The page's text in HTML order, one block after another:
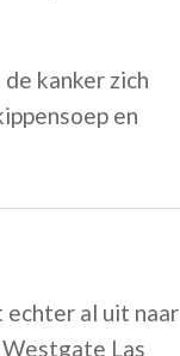
kanker zich
en
al uit naar
Las